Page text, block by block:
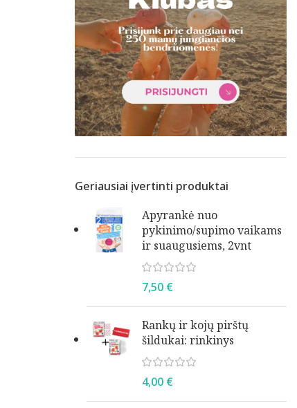
Geriausiai įvertinti produktai
Apyrankė nuo
pykinimo/supimo vaikams
ir suaugusiems, 2vnt
7,50 €
Rankų ir kojų pirštų
šildukai: rinkinys
4,00 €